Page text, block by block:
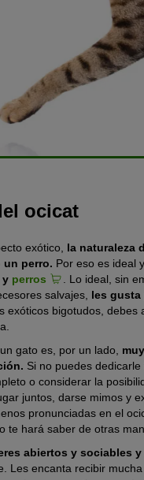
ocicat
exótico, la naturaleza
un perro. Por eso es ideal
y perros
. Lo ideal, sin
salvajes, les gusta
exóticos bigotudos,
gato es, por un lado,
Si no puedes
o considerar la
juntos, darse mimos y
pronunciadas en el
te hará saber de otras
abiertos y sociables
Les encanta recibir